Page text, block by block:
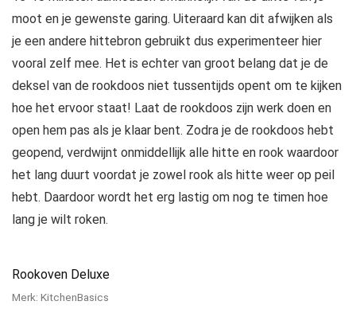
moot en je gewenste garing. Uiteraard kan dit afwijken als
je een andere hittebron gebruikt dus experimenteer hier
vooral zelf mee. Het is echter van groot belang dat je de
deksel van de rookdoos niet tussentijds opent om te kijken
hoe het ervoor staat! Laat de rookdoos zijn werk doen en
open hem pas als je klaar bent. Zodra je de rookdoos hebt
geopend, verdwijnt onmiddellijk alle hitte en rook waardoor
het lang duurt voordat je zowel rook als hitte weer op peil
hebt. Daardoor wordt het erg lastig om nog te timen hoe
lang je wilt roken.
Rookoven Deluxe
Merk: KitchenBasics